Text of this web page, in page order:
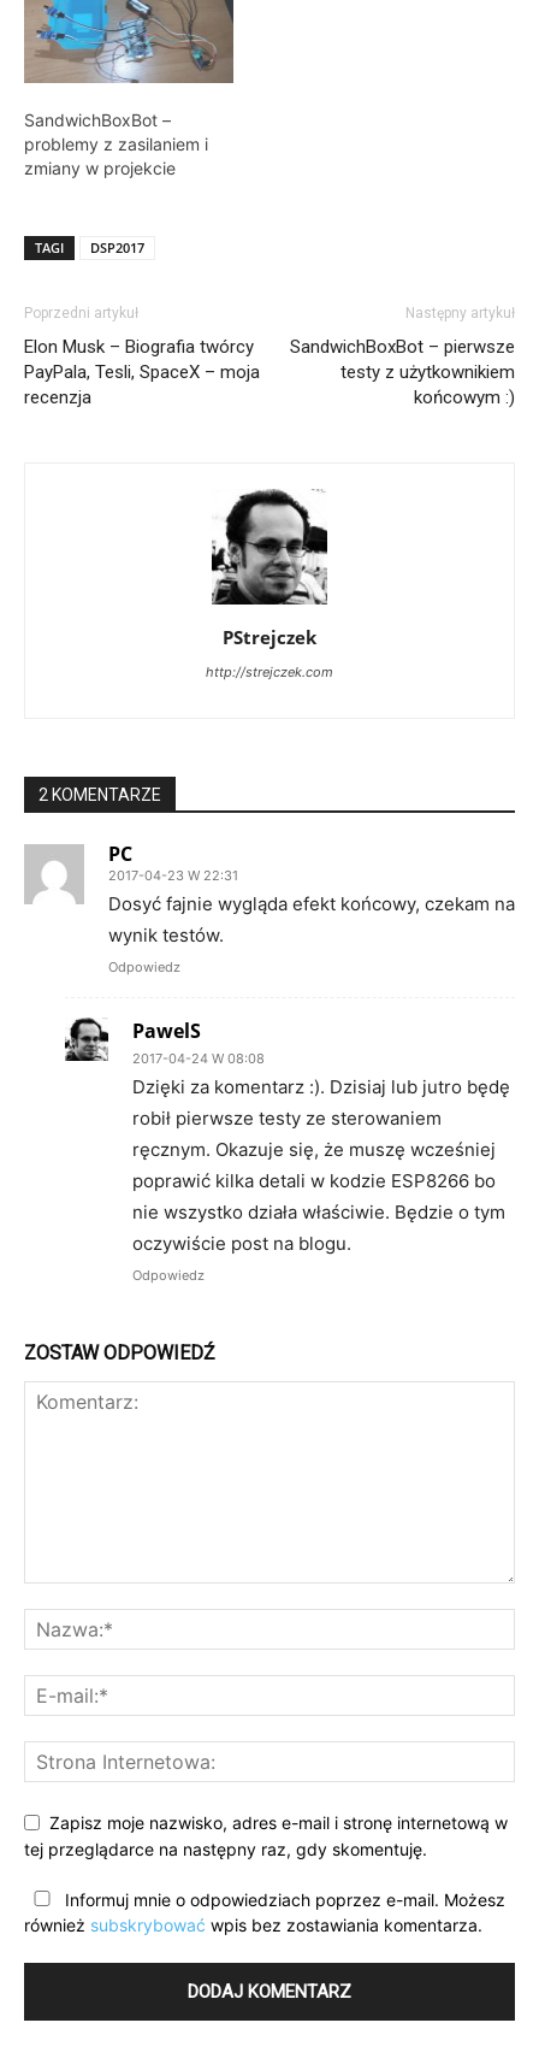
tym, że jak wiadomo
programiści mają
tendencję do
niedoszacowania
po drodze może się
zdarzyć, lepiej…
SandwichBoxBot –
problemy z zasilaniem i
zmiany w projekcie
TAGI DSP2017
Poprzedni artykuł
Elon Musk – Biografia twórcy
PayPala, Tesli, SpaceX – moja
recenzja
Następny artykuł
SandwichBoxBot – pierwsze
testy z użytkownikiem
końcowym :)
PStrejczek
http://strejczek.com
2 KOMENTARZE
PC
2017-04-23 W 22:31
Dosyć fajnie wygląda efekt końcowy, czekam na
wynik testów.
Odpowiedz
PawelS
2017-04-24 W 08:08
Dzięki za komentarz :). Dzisiaj lub jutro będę
robił pierwsze testy ze sterowaniem
ręcznym. Okazuje się, że muszę wcześniej
poprawić kilka detali w kodzie ESP8266 bo
nie wszystko działa właściwie. Będzie o tym
oczywiście post na blogu.
Odpowiedz
ZOSTAW ODPOWIEDŹ
Zapisz moje nazwisko, adres e-mail i stronę internetową w
tej przeglądarce na następny raz, gdy skomentuję.
Informuj mnie o odpowiedziach poprzez e-mail. Możesz
również subskrybować wpis bez zostawiania komentarza.